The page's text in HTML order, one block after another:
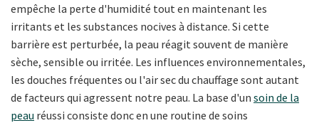
empêche la perte d'humidité tout en maintenant les
irritants et les substances nocives à distance. Si cette
barrière est perturbée, la peau réagit souvent de manière
sèche, sensible ou irritée. Les influences environnementales,
les douches fréquentes ou l'air sec du chauffage sont autant
de facteurs qui agressent notre peau. La base d'un soin de la
peau réussi consiste donc en une routine de soins